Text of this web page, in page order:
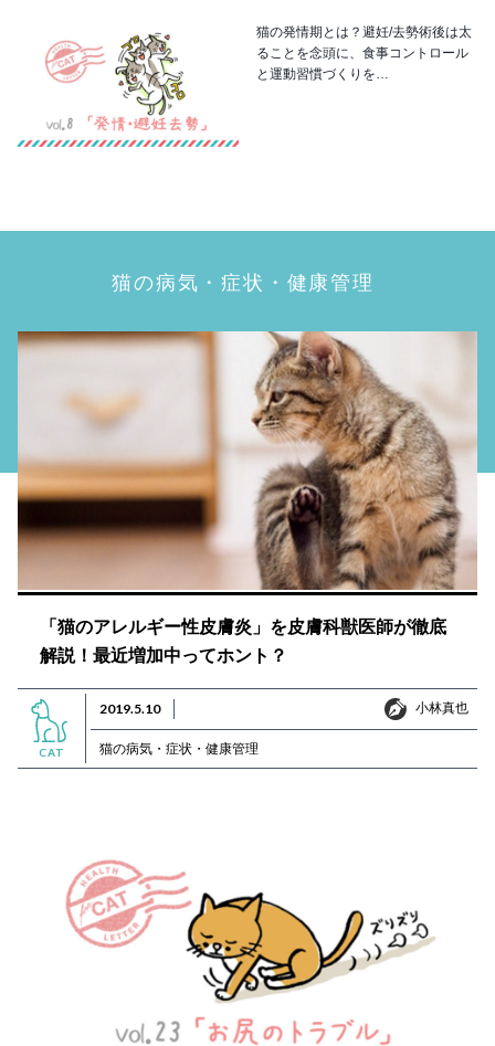
猫の発情期とは？避妊/去勢術後は太
ることを念頭に、食事コントロール
と運動習慣づくりを…
猫の病気・症状・健康管理
「猫のアレルギー性皮膚炎」を皮膚科獣医師が徹底
解説！最近増加中ってホント？
CAT
2019.5.10 小林真也
小林真也
猫の病気・症状・健康管理